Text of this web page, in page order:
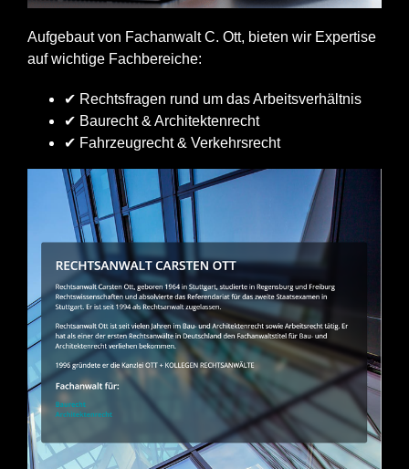
Aufgebaut von Fachanwalt C. Ott, bieten wir Expertise
auf wichtige Fachbereiche:
✔ Rechtsfragen rund um das Arbeitsverhältnis
✔ Baurecht & Architektenrecht
✔ Fahrzeugrecht & Verkehrsrecht